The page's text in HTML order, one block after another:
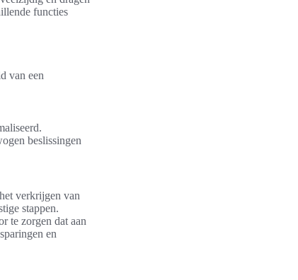
functies
van een
beslissingen
verkrijgen van
stappen.
te zorgen dat aan
en